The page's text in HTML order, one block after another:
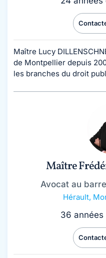
Maître Lucy
de Montpellier depuis
les branches du droit
Maître
Avocat au
Hérault,
36